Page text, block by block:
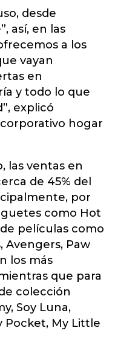
desde
así, en las
a los
vayan
en
y todo lo que
explicó
hogar
las ventas en
de 45% del
por
como Hot
películas como
Avengers, Paw
los más
que para
colección
Soy Luna,
Pocket, My Little